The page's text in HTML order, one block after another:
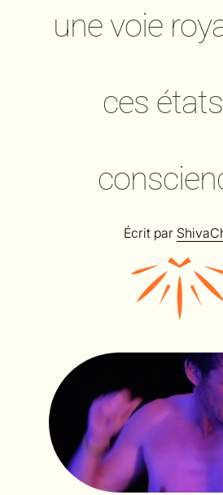
une voie
ces
Écrit par